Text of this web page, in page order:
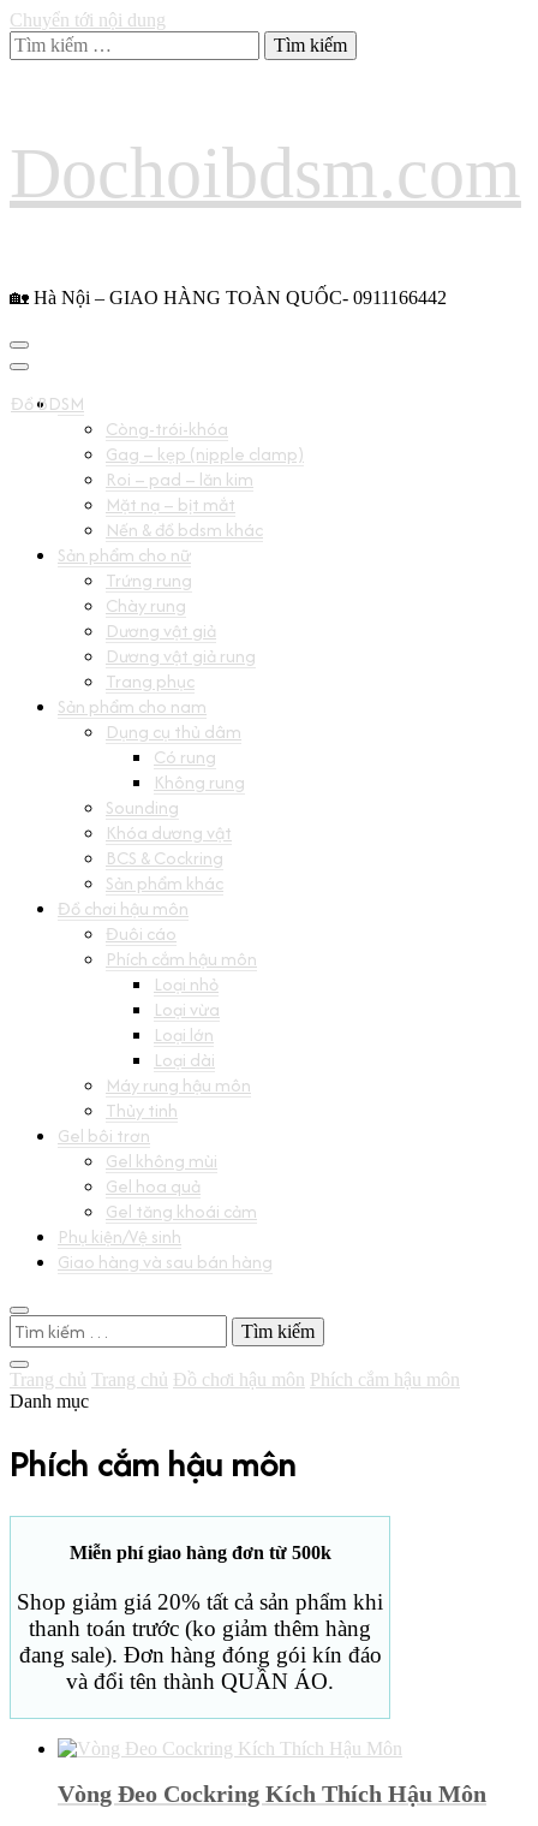
Chuyển tới nội dung
Tìm
kiếm
Dochoibdsm.com
🏡 Hà Nội – GIAO HÀNG TOÀN QUỐC- 0911166442
Đồ BDSM
Còng-trói-khóa
Gag – kẹp (nipple clamp)
Roi – pad – lăn kim
Mặt nạ – bịt mắt
Nến & đồ bdsm khác
Sản phẩm cho nữ
Trứng rung
Chày rung
Dương vật giả
Dương vật giả rung
Trang phục
Sản phẩm cho nam
Dụng cụ thủ dâm
Có rung
Không rung
Sounding
Khóa dương vật
BCS & Cockring
Sản phẩm khác
Đồ chơi hậu môn
Đuôi cáo
Phích cắm hậu môn
Loại nhỏ
Loại vừa
Loại lớn
Loại dài
Máy rung hậu môn
Thủy tinh
Gel bôi trơn
Gel không mùi
Gel hoa quả
Gel tăng khoái cảm
Phụ kiện/Vệ sinh
Giao hàng và sau bán hàng
Tìm
kiếm
cho:
Trang chủ Trang chủ Đồ chơi hậu môn Phích cắm hậu môn
Danh mục
Phích cắm hậu môn
Miễn phí giao hàng đơn từ 500k
Shop giảm giá 20% tất cả sản phẩm khi
thanh toán trước (ko giảm thêm hàng
đang sale). Đơn hàng đóng gói kín đáo
và đổi tên thành QUẦN ÁO.
Vòng Đeo Cockring Kích Thích Hậu Môn